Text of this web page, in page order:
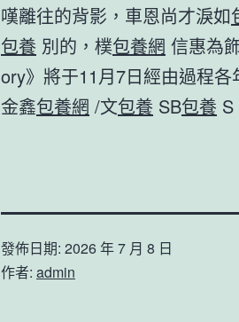
嘆離往的背影，車恩尚才淚如
包養 別的，樸包養網 信惠為
ory》將于11月7日經由過程各
金鑫包養網 /文包養 SB包養
發佈日期: 2026 年 7 月 8 日
作者: admin